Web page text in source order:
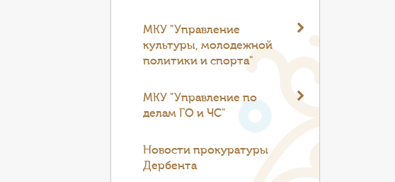
МКУ "Управление
культуры, молодежной
политики и спорта"
МКУ "Управление по
делам ГО и ЧС"
Новости прокуратуры
Дербента